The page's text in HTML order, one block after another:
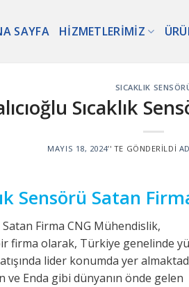
SAYFA HIZMETLERIMIZ
SICAKLIK
Sıcaklık
MAYIS 18, 2024’' TE GÖNDERILDI
Sensörü Satan
Satan Firma CNG Mühendislik,
firma olarak, Türkiye genelinde
lider konumda yer
ve Enda gibi dünyanın önde gelen